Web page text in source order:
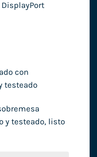
DisplayPort
con
testeado
y testeado, listo